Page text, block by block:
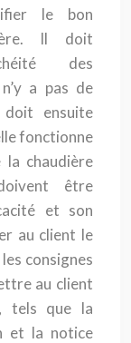
le bon
Il doit
des
a pas de
ensuite
fonctionne
la chaudière
être
et son
au client le
consignes
au client
tels que la
et la notice